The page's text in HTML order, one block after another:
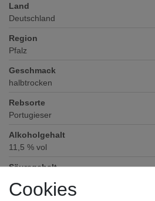
Land
Deutschland
Region
Pfalz
Geschmack
halbtrocken
Rebsorte
Portugieser
Alkoholgehalt
11,5 % vol
Säuregehalt
Restsüße
Cookies